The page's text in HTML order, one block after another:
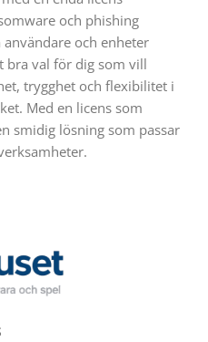
och phishing
och enheter
bra val för dig som vill
trygghet och flexibilitet i
Med en licens som
smidig lösning som passar